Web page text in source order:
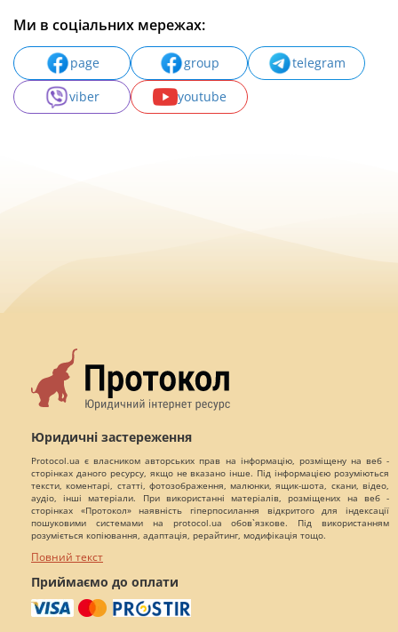
Ми в соціальних мережах:
page group
telegram
viber
youtube
Юридичні застереження
Protocol.ua є власником авторських прав на інформацію, розміщену на веб -
сторінках даного ресурсу, якщо не вказано інше. Під інформацією розуміються
тексти, коментарі, статті, фотозображення, малюнки, ящик-шота, скани, відео,
аудіо, інші матеріали. При використанні матеріалів, розміщених на веб -
сторінках «Протокол» наявність гіперпосилання відкритого для індексації
пошуковими системами на protocol.ua обов`язкове. Під використанням
розуміється копіювання, адаптація, рерайтинг, модифікація тощо.
Повний текст
Приймаємо до оплати